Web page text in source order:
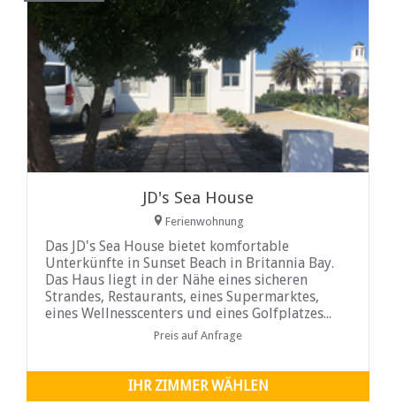
JD's Sea House
Ferienwohnung
Das JD's Sea House bietet komfortable
Unterkünfte in Sunset Beach in Britannia Bay.
Das Haus liegt in der Nähe eines sicheren
Strandes, Restaurants, eines Supermarktes,
eines Wellnesscenters und eines Golfplatzes...
Preis auf Anfrage
IHR ZIMMER WÄHLEN